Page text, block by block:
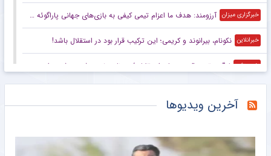
خبرگزاری میزان آرزومند: هدف ما اعزام تیمی کیفی به بازی‌های جهانی پاراگوئه است/ هنوز به شرایط ایده‌آل نرسیده‌ایم
خبرانلاین نکونام، بیرانوند و کریمی؛ این ترکیب قرار بود در استقلال باشد!
خبرورزشی لیگ برتر در قرق مربیان استقلالی/ روزنامه خبرورزشی دوشنبه را ببینید
خبرانلاین هجوم هزاران هوادار کریستیانو به عروس سرگردان؛ آنها تصور می‌کردند مراسم ازدواج رونالدو و جورجینا است!
آخرین ویدیوها